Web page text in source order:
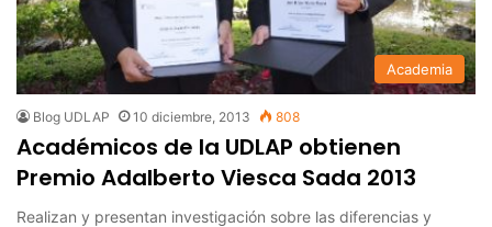
Academia
Blog UDLAP 10 diciembre, 2013 808
Académicos de la UDLAP obtienen
Premio Adalberto Viesca Sada 2013
Realizan y presentan investigación sobre las diferencias y